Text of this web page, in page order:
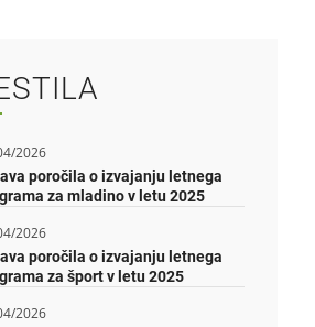
2026
poročila o izvajanju letnega
za mladino v letu 2025
2026
poročila o izvajanju letnega
za šport v letu 2025
2026